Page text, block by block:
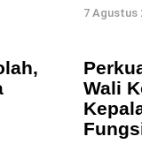
7 Agustus
Wali